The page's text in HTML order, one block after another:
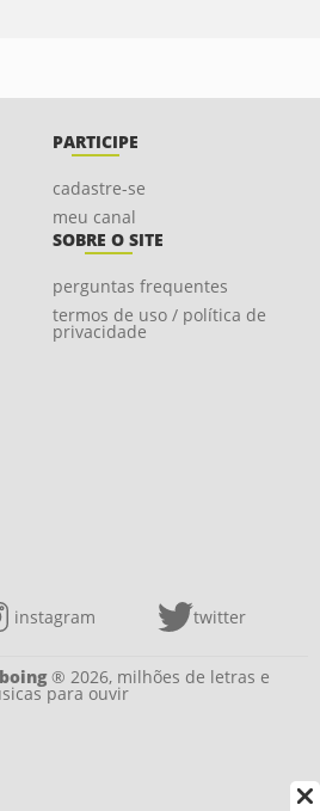
PARTICIPE
cadastre-se
meu canal
SOBRE O SITE
perguntas frequentes
termos de uso / política de
privacidade
instagram twitter
® 2026, milhões de letras e
para ouvir